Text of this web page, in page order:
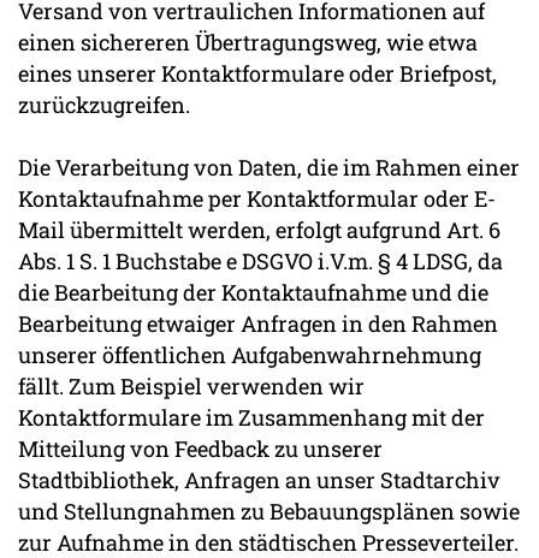
Versand von vertraulichen Informationen auf
einen sichereren Übertragungsweg, wie etwa
eines unserer Kontaktformulare oder Briefpost,
zurückzugreifen.
Die Verarbeitung von Daten, die im Rahmen einer
Kontaktaufnahme per Kontaktformular oder E-
Mail übermittelt werden, erfolgt aufgrund Art. 6
Abs. 1 S. 1 Buchstabe e DSGVO i.V.m. § 4 LDSG, da
die Bearbeitung der Kontaktaufnahme und die
Bearbeitung etwaiger Anfragen in den Rahmen
unserer öffentlichen Aufgabenwahrnehmung
fällt. Zum Beispiel verwenden wir
Kontaktformulare im Zusammenhang mit der
Mitteilung von Feedback zu unserer
Stadtbibliothek, Anfragen an unser Stadtarchiv
und Stellungnahmen zu Bebauungsplänen sowie
zur Aufnahme in den städtischen Presseverteiler.